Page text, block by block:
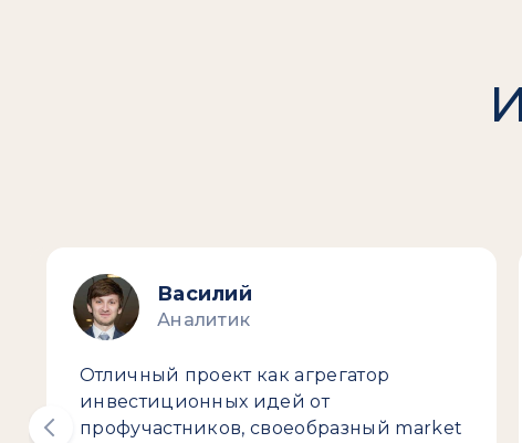
Василий
Аналитик
Отличный проект как агрегатор
инвестиционных идей от
профучастников, своеобразный market